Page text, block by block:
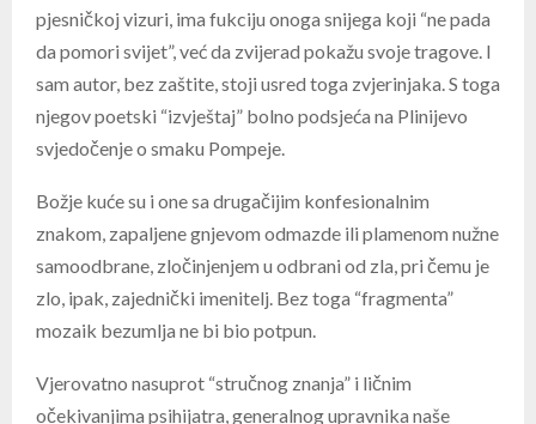
pjesničkoj vizuri, ima fukciju onoga snijega koji “ne pada
da pomori svijet”, već da zvijerad pokažu svoje tragove. I
sam autor, bez zaštite, stoji usred toga zvjerinjaka. S toga
njegov poetski “izvještaj” bolno podsjeća na Plinijevo
svjedočenje o smaku Pompeje.
Božje kuće su i one sa drugačijim konfesionalnim
znakom, zapaljene gnjevom odmazde ili plamenom nužne
samoodbrane, zločinjenjem u odbrani od zla, pri čemu je
zlo, ipak, zajednički imenitelj. Bez toga “fragmenta”
mozaik bezumlja ne bi bio potpun.
Vjerovatno nasuprot “stručnog znanja” i ličnim
očekivanjima psihijatra, generalnog upravnika naše